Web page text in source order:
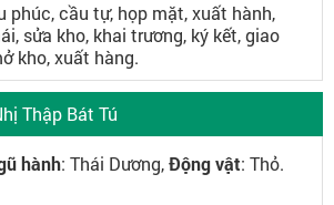
phúc, cầu tự, họp mặt, xuất hành,
sửa kho, khai trương, ký kết, giao
kho, xuất hàng.
Thập Bát Tú
hành: Thái Dương,Động vật: Thỏ.